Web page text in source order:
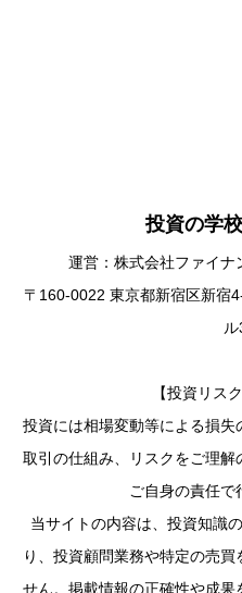
投資の学
運営：株式会社ファイナ
〒160-0022 東京都新宿区新宿
【投資リス
投資には相場変動等による損
取引の仕組み、リスクをご理
ご自身の責任で
当サイトの内容は、投資知識
り、投資顧問業務や特定の売
せん。掲載情報の正確性や成